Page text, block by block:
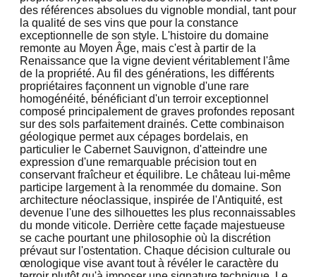
des références absolues du vignoble mondial, tant pour
la qualité de ses vins que pour la constance
exceptionnelle de son style. L'histoire du domaine
remonte au Moyen Âge, mais c'est à partir de la
Renaissance que la vigne devient véritablement l'âme
de la propriété. Au fil des générations, les différents
propriétaires façonnent un vignoble d'une rare
homogénéité, bénéficiant d'un terroir exceptionnel
composé principalement de graves profondes reposant
sur des sols parfaitement drainés. Cette combinaison
géologique permet aux cépages bordelais, en
particulier le Cabernet Sauvignon, d'atteindre une
expression d'une remarquable précision tout en
conservant fraîcheur et équilibre. Le château lui-même
participe largement à la renommée du domaine. Son
architecture néoclassique, inspirée de l'Antiquité, est
devenue l'une des silhouettes les plus reconnaissables
du monde viticole. Derrière cette façade majestueuse
se cache pourtant une philosophie où la discrétion
prévaut sur l'ostentation. Chaque décision culturale ou
œnologique vise avant tout à révéler le caractère du